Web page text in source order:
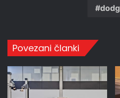
Povezani članki